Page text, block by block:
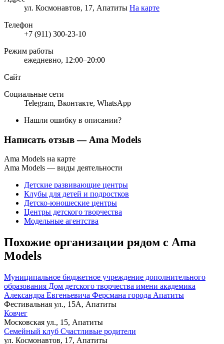
ул. Космонавтов, 17, Апатиты На карте
Телефон
+7 (911) 300-23-10
Режим работы
ежедневно, 12:00–20:00
Сайт
Социальные сети
Telegram, Вконтакте, WhatsApp
Нашли ошибку в описании?
Написать отзыв— Ama Models
Ama Models на карте
Ama Models — виды деятельности
Детские развивающие центры
Клубы для детей и подростков
Детско-юношеские центры
Центры детского творчества
Модельные агентства
Похожие организации рядом с Ama
Models
Муниципальное бюджетное учреждение дополнительного
образования Дом детского творчества имени академика
Александра Евгеньевича Ферсмана города Апатиты
Фестивальная ул., 15А, Апатиты
Ковчег
Московская ул., 15, Апатиты
Семейный клуб Счастливые родители
ул. Космонавтов, 17, Апатиты